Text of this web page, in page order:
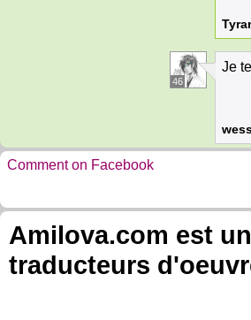
46
Je
Comment on Facebook
Amilova.com est
traducteurs